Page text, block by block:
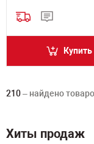
Купить
210– найдено
Хиты продаж